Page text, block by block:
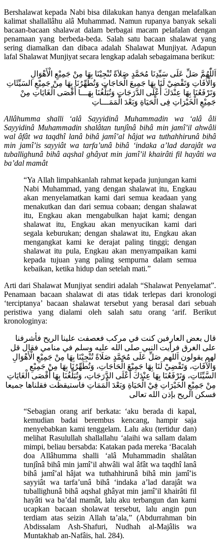
Bershalawat kepada Nabi bisa dilakukan hanya dengan melafalkan
kalimat shallallâhu alâ Muhammad. Namun rupanya banyak sekali
bacaan-bacaan shalawat dalam berbagai macam pelafalan dengan
penamaan yang berbeda-beda. Salah satu bacaan shalawat yang
sering diamalkan dan dibaca adalah Shalawat Munjiyat. Adapun
lafal Shalawat Munjiyat secara lengkap adalah sebagaimana berikut:
وَالْاٰفَاتِ وَتَقْضِيْ لَنَا بِهَا جَمِيعَ الْحَاجَاتِ وَتُطَهِّرُنَا بِهَا مِنْ جَمِيْعِ السَيِّئَاتِ
وَتَرْفَعُنَا بِهَا عِنْدَكَ أَعْلَى الدَّرَجَاتِ وَتُبَلِّغُنَا بِهَـــا أَقْصَى الْغَايَاتِ مِنْ
جَمِيْعِ الْخَيْرَاتِ فِى الْحَيَاةِ وَبَعْدَ الْمَمَـــاتِ
Allâhumma shalli ‘alâ Sayyidinâ Muhammadin wa ‘alâ âli
Sayyidinâ Muhammadin shalâtan tunjînâ bihâ min jamî’il ahwâli
wal âfât wa taqdhî lanâ bihâ jamî’al hâjat wa tuthahhirunâ bihâ
min jamî’is sayyiât wa tarfa’unâ bihâ ‘indaka a’lad darajât wa
tuballighunâ bihâ aqshal ghâyat min jamî’il khairâti fil hayâti wa
ba’dal mamât
“Ya Allah limpahkanlah rahmat kepada junjungan kami
Nabi Muhammad, yang dengan shalawat itu, Engkau
akan menyelamatkan kami dari semua keadaan yang
menakutkan dan dari semua cobaan; dengan shalawat
itu, Engkau akan mengabulkan hajat kami; dengan
shalawat itu, Engkau akan menyucikan kami dari
segala keburukan; dengan shalawat itu, Engkau akan
mengangkat kami ke derajat paling tinggi; dengan
shalawat itu pula, Engkau akan menyampaikan kami
kepada tujuan yang paling sempurna dalam semua
kebaikan, ketika hidup dan setelah mati.”
Arti dari Shalawat Munjiyat sendiri adalah “Shalawat Penyelamat”.
Penamaan bacaan shalawat di atas tidak terlepas dari kronologi
‘terciptanya’ bacaan shalawat tersebut yang berasal dari sebuah
peristiwa yang dialami oleh salah satu orang ‘arif. Berikut
kronologinya:
قال بعض العارفين كنت في مركب فعصفت علينا الريح فأشرفنا
على الغرق فرأيت النبي صلى الله عليه وسلم في منامي فقال قل
لهم يقولون اَللهم صَلِّ عَلَى مُحَمَّدٍ صَلَاةً تُنْجِيْنَا بِهَا مِنْ جَمِيْعِ الْأَهْوَالِ
وَالْآفَاتِ، وَتَقْضِيْ لَنَا بِهَا جَمِيْعَ الْحَاجَاتِ، وَتُطَهِّرُنَا بِهَا مِنْ جَمِيْعِ
السَّيِّئَاتِ، وَتَرْفَعُنَا بِهَا عِنْدَكَ أَعْلَى الدَّرَجَاتِ، وَتُبَلِّغُنَا بِهَا أَقْصَى الْغَايَاتِ
مِنْ جَمِيْعِ الْخَيْرَاتِ فِيْ الْحَيَاةِ وَبَعْدَ الْمَمَاتِ فاستيقظت فقلناها جميعا
فسكن الريح بإذن الله تعالى
“Sebagian orang arif berkata: ‘aku berada di kapal,
kemudian badai berembus kencang, hampir saja
menyebabkan kami tenggelam. Lalu aku (tertidur dan)
melihat Rasulullah shallallahu ‘alaihi wa sallam dalam
mimpi, beliau bersabda: Katakan pada mereka ‘Bacalah
doa Allâhumma shalli ‘alâ Muhammadin shalâtan
tunjînâ bihâ min jamî’il ahwâli wal âfât wa taqdhî lanâ
bihâ jamî’al hâjat wa tuthahhirunâ bihâ min jamî’is
sayyiât wa tarfa’unâ bihâ ‘indaka a’lad darajât wa
tuballighunâ bihâ aqshal ghâyat min jamî’il khairâti fil
hayâti wa ba’dal mamât, lalu aku terbangun dan kami
ucapkan bacaan sholawat tersebut, lalu angin pun
terdiam atas seizin Allah ta’ala,” (Abdurrahman bin
Abdissalam Ash-Shafuri, Nudhah al-Majâlis wa
Muntakhab an-Nafâis, hal. 284).